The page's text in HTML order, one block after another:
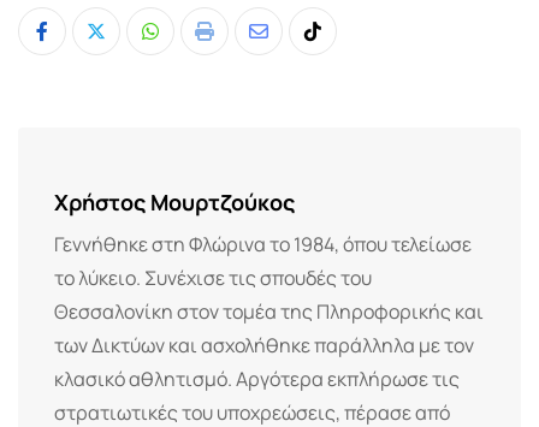
Whatsapp
Print
ShareTiktok
Χρήστος Μουρτζούκος
Γεννήθηκε στη Φλώρινα το 1984, όπου τελείωσε
το λύκειο. Συνέχισε τις σπουδές του
Θεσσαλονίκη στον τομέα της Πληροφορικής και
των Δικτύων και ασχολήθηκε παράλληλα με τον
κλασικό αθλητισμό. Αργότερα εκπλήρωσε τις
στρατιωτικές του υποχρεώσεις, πέρασε από